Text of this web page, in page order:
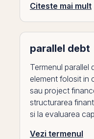
Citeste mai mult
parallel debt
Termenul parallel
element folosit in
sau project
structurarea
si la evaluarea
Vezi termenul